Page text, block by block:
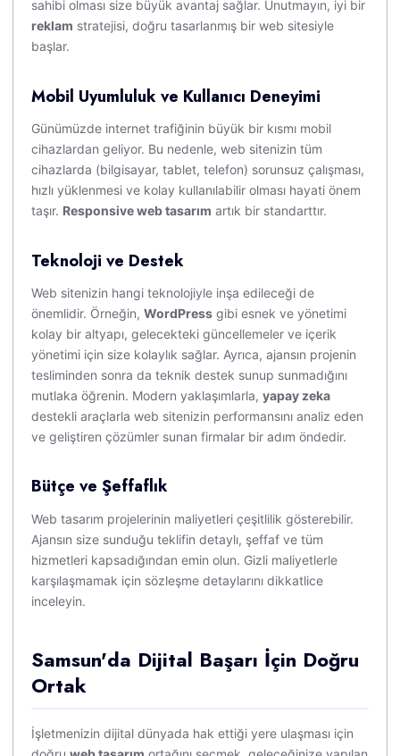
sahibi olması size büyük avantaj sağlar. Unutmayın, iyi bir
reklam stratejisi, doğru tasarlanmış bir web sitesiyle
başlar.
Mobil Uyumluluk ve Kullanıcı Deneyimi
Günümüzde internet trafiğinin büyük bir kısmı mobil
cihazlardan geliyor. Bu nedenle, web sitenizin tüm
cihazlarda (bilgisayar, tablet, telefon) sorunsuz çalışması,
hızlı yüklenmesi ve kolay kullanılabilir olması hayati önem
taşır. Responsive web tasarım artık bir standarttır.
Teknoloji ve Destek
Web sitenizin hangi teknolojiyle inşa edileceği de
önemlidir. Örneğin, WordPress gibi esnek ve yönetimi
kolay bir altyapı, gelecekteki güncellemeler ve içerik
yönetimi için size kolaylık sağlar. Ayrıca, ajansın projenin
tesliminden sonra da teknik destek sunup sunmadığını
mutlaka öğrenin. Modern yaklaşımlarla, yapay zeka
destekli araçlarla web sitenizin performansını analiz eden
ve geliştiren çözümler sunan firmalar bir adım öndedir.
Bütçe ve Şeffaflık
Web tasarım projelerinin maliyetleri çeşitlilik gösterebilir.
Ajansın size sunduğu teklifin detaylı, şeffaf ve tüm
hizmetleri kapsadığından emin olun. Gizli maliyetlerle
karşılaşmamak için sözleşme detaylarını dikkatlice
inceleyin.
Samsun'da Dijital Başarı İçin Doğru
Ortak
İşletmenizin dijital dünyada hak ettiği yere ulaşması için